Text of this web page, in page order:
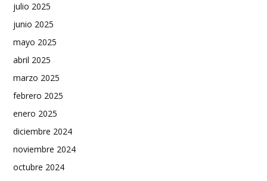
julio 2025
junio 2025
mayo 2025
abril 2025
marzo 2025
febrero 2025
enero 2025
diciembre 2024
noviembre 2024
octubre 2024